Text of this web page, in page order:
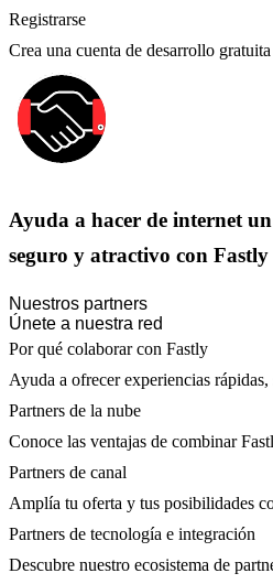
Registrarse
Crea una cuenta de desarrollo gratuita
Ayuda a hacer de internet
seguro y atractivo con Fastly
Nuestros partners
Únete a nuestra red
Por qué colaborar con Fastly
Ayuda a ofrecer experiencias
Partners de la nube
Conoce las ventajas de combinar
Partners de canal
Amplía tu oferta y tus posibilidades
Partners de tecnología e integración
Descubre nuestro ecosistema de